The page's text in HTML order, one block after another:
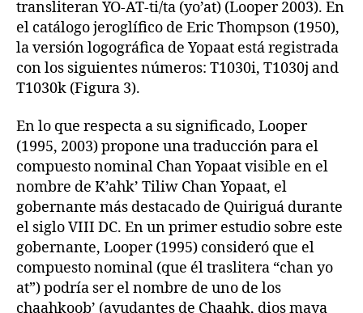
transliteran YO-AT-ti/ta (yo’at) (Looper 2003). En
el catálogo jeroglífico de Eric Thompson (1950),
la versión logográfica de Yopaat está registrada
con los siguientes números: T1030i, T1030j and
T1030k (Figura 3).
En lo que respecta a su significado, Looper
(1995, 2003) propone una traducción para el
compuesto nominal Chan Yopaat visible en el
nombre de K’ahk’ Tiliw Chan Yopaat, el
gobernante más destacado de Quiriguá durante
el siglo VIII DC. En un primer estudio sobre este
gobernante, Looper (1995) consideró que el
compuesto nominal (que él traslitera “chan yo
at”) podría ser el nombre de uno de los
chaahkoob’ (ayudantes de Chaahk, dios maya